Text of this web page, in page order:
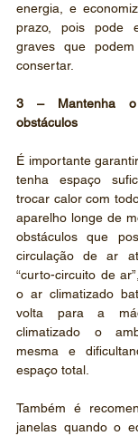
energia, e
prazo, pois pode
graves que
consertar.
3 – Mantenha
obstáculos
É importante
tenha espaço
trocar calor com
aparelho longe de
obstáculos que
circulação de ar
“curto-circuito de
o ar climatizado
volta para a
climatizado o
mesma e
espaço total.
Também é
janelas quando o